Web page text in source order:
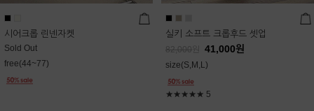
시어크롭 린넨자켓
Sold Out
free(44~77)
실키 소프트 크롭후드 셋업
82,000 41,000원
size(S,M,L)
★★★★★ 5